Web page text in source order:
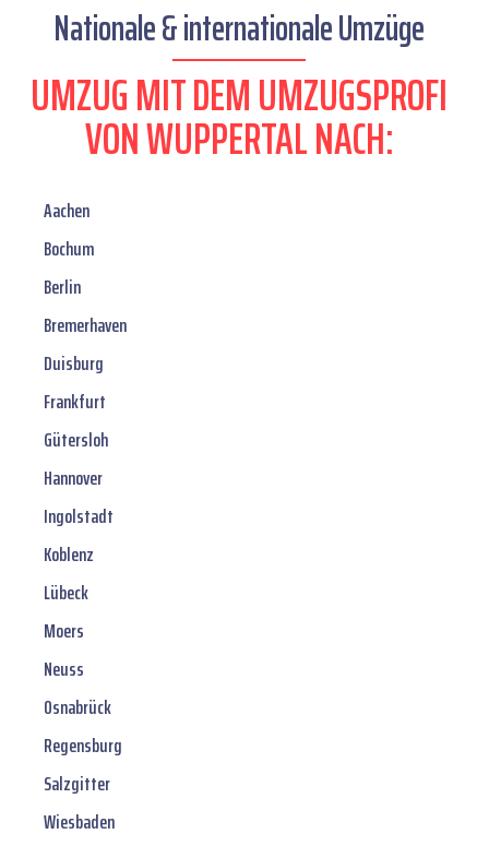
Nationale & internationale Umzüge
UMZUG MIT DEM UMZUGSPROFI
VON WUPPERTAL NACH:
Aachen
Bochum
Berlin
Bremerhaven
Duisburg
Frankfurt
Gütersloh
Hannover
Ingolstadt
Koblenz
Lübeck
Moers
Neuss
Osnabrück
Regensburg
Salzgitter
Wiesbaden